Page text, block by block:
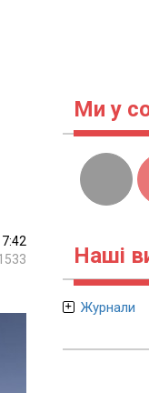
Ми у
Наші
Журнали